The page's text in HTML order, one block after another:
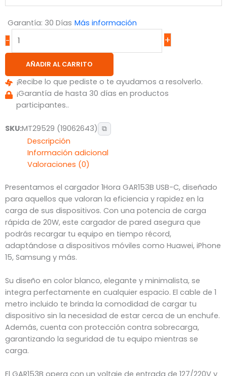
Garantía: 30 Días Más información
-
+
AÑADIR AL CARRITO
¡Recibe lo que pediste o te ayudamos a resolverlo.
¡Garantía de hasta 30 días en productos
participantes..
SKU:MT29529 (19062643) ⧉
Descripción
Información adicional
Valoraciones (0)
Presentamos el cargador 1Hora GAR153B USB-C, diseñado
para aquellos que valoran la eficiencia y rapidez en la
carga de sus dispositivos. Con una potencia de carga
rápida de 20W, este cargador de pared asegura que
podrás recargar tu equipo en tiempo récord,
adaptándose a dispositivos móviles como Huawei, iPhone
15, Samsung y más.
Su diseño en color blanco, elegante y minimalista, se
integra perfectamente en cualquier espacio. El cable de 1
metro incluido te brinda la comodidad de cargar tu
dispositivo sin la necesidad de estar cerca de un enchufe.
Además, cuenta con protección contra sobrecarga,
garantizando la seguridad de tu equipo mientras se
carga.